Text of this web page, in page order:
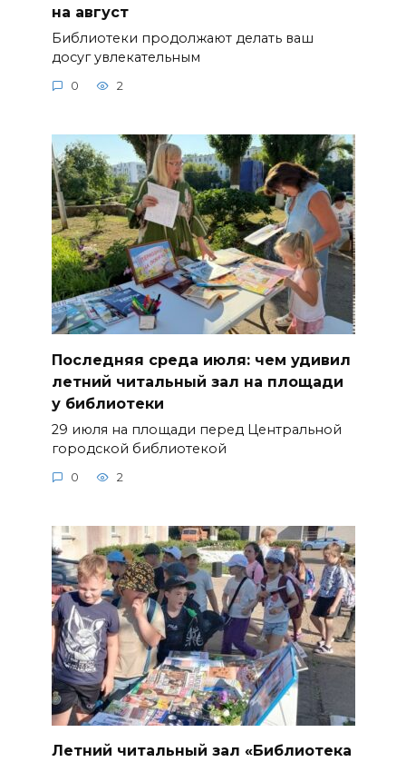
на август
Библиотеки продолжают делать ваш
досуг увлекательным
0 2
Последняя среда июля: чем удивил
летний читальный зал на площади
у библиотеки
29 июля на площади перед Центральной
городской библиотекой
0 2
Летний читальный зал «Библиотека